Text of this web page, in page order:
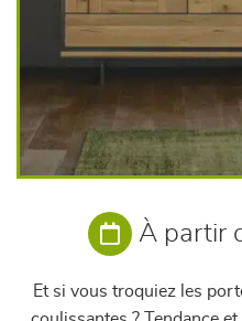
À partir
Et si vous troquiez les